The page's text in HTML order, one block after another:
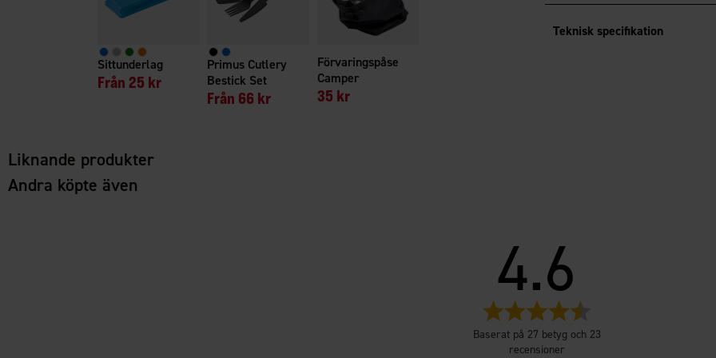
Sittunderlag
Från 25 kr
Primus Cutlery
Bestick Set
Från 66 kr
Förvaringspåse
Camper
35 kr
Teknisk specifikation
Liknande produkter
Andra köpte även
4.6
utav
Baserat på 27 betyg och 23
recensioner